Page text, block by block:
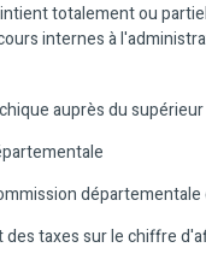
totalement ou
internes à
auprès du
taxes sur le chiffre